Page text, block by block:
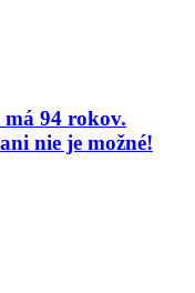
94 rokov.
nie je možné!